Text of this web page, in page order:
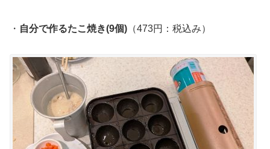
・ 自分で作るたこ焼き(9個) （473円：税込み）